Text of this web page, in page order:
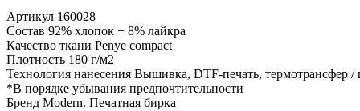
Артикул 160028
Состав 92% хлопок + 8% лайкра
Качество ткани Penye compact
Плотность 180 г/м2
Технология нанесения Вышивка, DTF-печать, термотрансфер
*В порядке убывания предпочтительности
Бренд Modern. Печатная бирка